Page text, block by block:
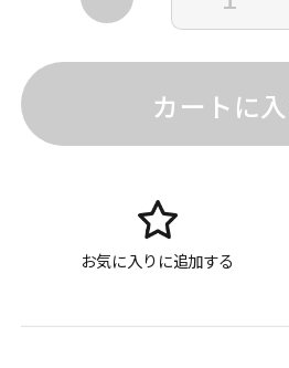
カートに
お気に入りに追加する